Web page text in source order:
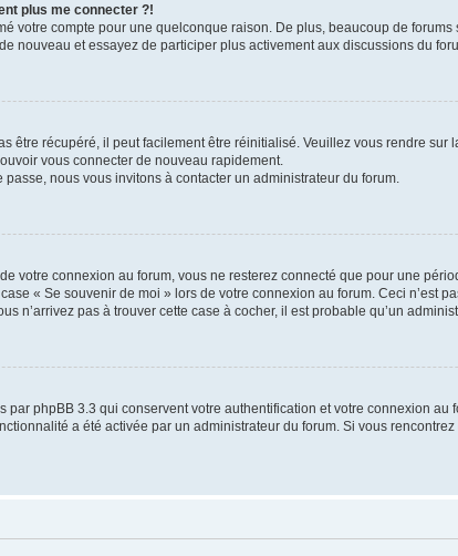
plus me connecter ?!
votre compte pour une quelconque raison. De plus, beaucoup de
nouveau et essayez de participer plus activement aux discussions du
être récupéré, il peut facilement être réinitialisé. Veuillez vous rendre sur
vous connecter de nouveau rapidement.
nous vous invitons à contacter un administrateur du forum.
votre connexion au forum, vous ne resterez connecté que pour une
« Se souvenir de moi » lors de votre connexion au forum. Ceci n’est
n’arrivez pas à trouver cette case à cocher, il est probable qu’un
par phpBB 3.3 qui conservent votre authentification et votre connexion
a été activée par un administrateur du forum. Si vous